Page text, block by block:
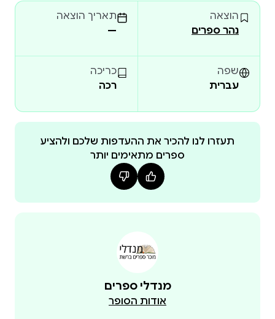
מחליטים נציגי ההון, השלטון והדת הממוסדת להכריז על
ליצירת מופת חברתית-כלכלית-תרבותית זו נלווה
הסיפור המרגש "זיכרונות אישיים מקרל מרקס", סיפור
ייחודי החושף פנים נסתרות של מרקס, הוגה הדעות
הקשוח והלא-מתפשר, המתגלה כאיש משפחה בעל לב
חם, וגבר רגיש שחש כי גורלם של עמלֵי כל העולם מונח על
פול לפארג (1842 – 1911), מזכירו וחתנו של קרל מרקס,
הסוערים וכתביו הנוקבים שזורים בתולדות המהפכה
החברתית בעולם המערבי במאה התשע עשרה, אך דומה
הוצאה
נהר ספרים
תאריך הוצאה
—
שפה
עברית
כריכה
רכה
תעזרו לנו להכיר את ההעדפות שלכם ולהציע
ספרים מתאימים יותר
מנדלי ספרים
אודות הסופר